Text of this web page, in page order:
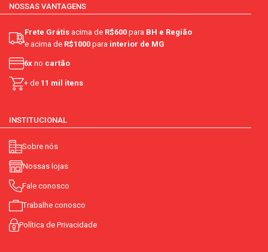
NOSSAS VANTAGENS
Frete Grátis acima de R$600 para BH e Região
e acima de R$1000 para interior de MG
6x no cartão
+ de 11 mil itens
INSTITUCIONAL
Sobre nós
Nossas lojas
Fale conosco
Trabalhe conosco
Política de Privacidade